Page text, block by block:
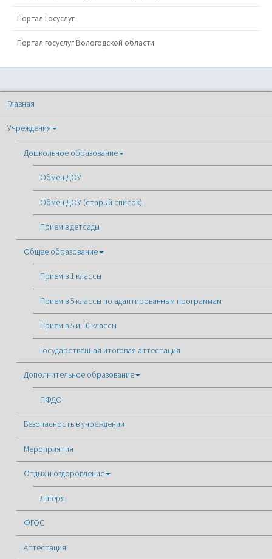
Портал Госуслуг
Портал госуслуг Вологодской области
Главная
Учреждения
Дошкольное образование
Обмен ДОУ
Обмен ДОУ (старый список)
Прием в детсады
Общее образование
Прием в 1 классы
Прием в 5 классы по адаптированным программам
Прием в 5 и 10 классы
Государственная итоговая аттестация
Дополнительное образование
ПФДО
Безопасность в учреждении
Мероприятия
Отдых и оздоровление
Лагеря
ФГОС
Аттестация